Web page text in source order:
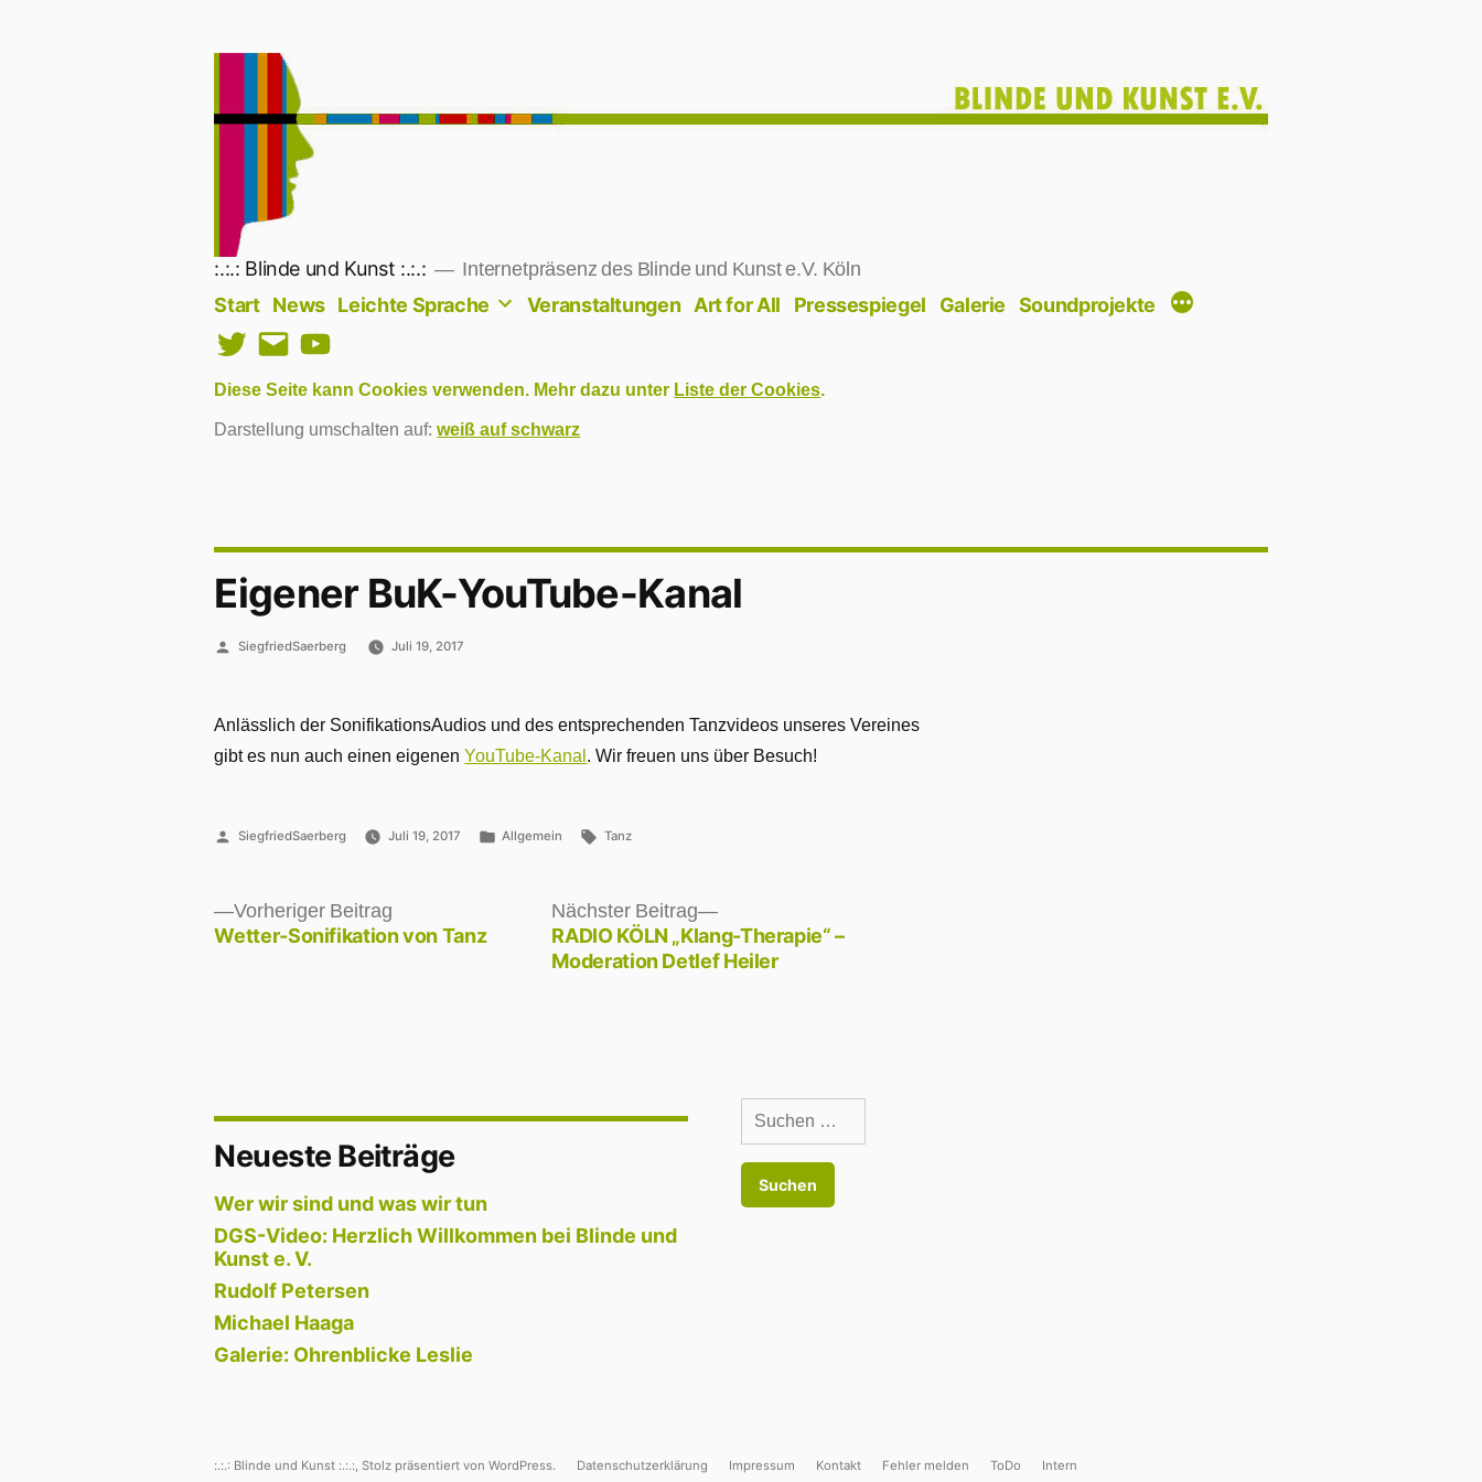
:.:.: Blinde und Kunst :.:.: Internetpräsenz des Blinde und Kunst e.V. Köln
Start News Leichte Sprache Veranstaltungen Art for All Pressespiegel Galerie Soundprojekte
TwitterE-
YouTube
Diese Seite kann Cookies verwenden. Mehr dazu unter Liste der Cookies.
Darstellung umschalten auf:weiß auf schwarz
Eigener BuK-YouTube-Kanal
Veröffentlicht
SiegfriedSaerberg Juli 19, 2017
Anlässlich der SonifikationsAudios und des entsprechenden Tanzvideos unseres Vereines
gibt es nun auch einen eigenenYouTube-Kanal. Wir freuen uns über Besuch!
Veröffentlicht
SiegfriedSaerberg Juli 19, 2017
Veröffentlicht
Allgemein Schlagwörter:
Tanz
Vorheriger Beitrag
Beitrag:
Wetter-Sonifikation von Tanz
Nächster Beitrag
Nächster
Beitrag:
RADIO KÖLN „Klang-Therapie“ –
Moderation Detlef Heiler
Neueste Beiträge
Wer wir sind und was wir tun
DGS-Video: Herzlich Willkommen bei Blinde und
Kunst e. V.
Rudolf Petersen
Michael Haaga
Galerie: Ohrenblicke Leslie
Suchen
nach:
:.:.: Blinde und Kunst :.:.:,Stolz präsentiert von WordPress. Datenschutzerklärung Impressum Kontakt Fehler melden ToDo Intern